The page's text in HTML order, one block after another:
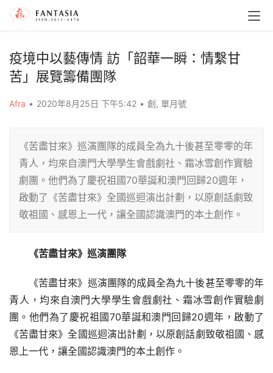
疫境中以藝傳情 訪「韶華一瞬：情繫甘
苦」展覽籌備團隊
Afra • 2020年8月25日 下午5:42 • 創 , 單月號
《苦盡甘來》巡演團隊的成員全為九十後甚至零零的年
青人，均來自澳門大學學生會戲劇社、霜冰雪創作實驗
劇團。他們為了慶祝祖國70華誕和澳門回歸20週年，
啟動了《苦盡甘來》全國巡迴演出計劃，以原創話劇致
敬祖國、感恩上一代，讓全國認識澳門的本土創作。
《苦盡甘來》巡演團隊
《苦盡甘來》巡演團隊的成員全為九十後甚至零零的年
青人，均來自澳門大學學生會戲劇社、霜冰雪創作實驗劇
團。他們為了慶祝祖國70華誕和澳門回歸20週年，啟動了
《苦盡甘來》全國巡迴演出計劃，以原創話劇致敬祖國、感
恩上一代，讓全國認識澳門的本土創作。